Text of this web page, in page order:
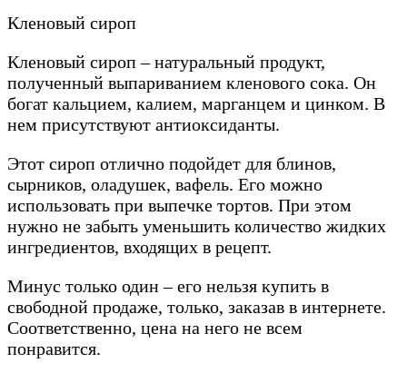
Кленовый сироп
Кленовый сироп – натуральный продукт,
полученный выпариванием кленового сока. Он
богат кальцием, калием, марганцем и цинком. В
нем присутствуют антиоксиданты.
Этот сироп отлично подойдет для блинов,
сырников, оладушек, вафель. Его можно
использовать при выпечке тортов. При этом
нужно не забыть уменьшить количество жидких
ингредиентов, входящих в рецепт.
Минус только один – его нельзя купить в
свободной продаже, только, заказав в интернете.
Соответственно, цена на него не всем
понравится.